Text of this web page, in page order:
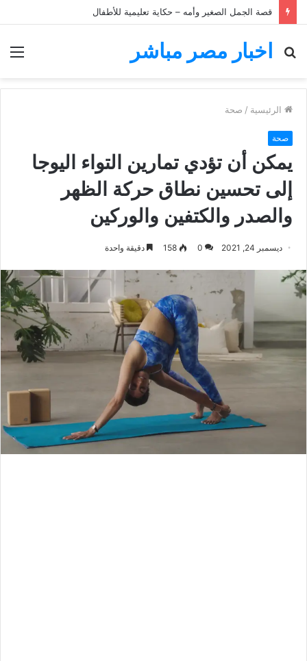
قصة الجمل الصغير وأمه – حكاية تعليمية للأطفال
اخبار مصر مباشر
بحث
الرئيسية / صحة
صحة
يمكن أن تؤدي تمارين التواء اليوجا
إلى تحسين نطاق حركة الظهر
والصدر والكتفين والوركين
ديسمبر 24, 2021 0
158 دقيقة واحدة